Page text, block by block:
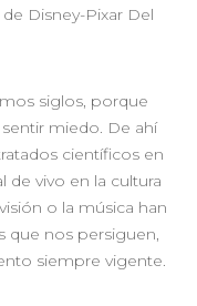
Disney-Pixar Del
siglos, porque
miedo. De ahí
científicos en
de vivo en la cultura
o la música han
que nos persiguen,
siempre vigente.